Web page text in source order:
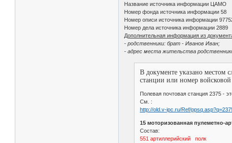
Название источника информации ЦАМО
Номер фонда источника информации 58
Номер описи источника информации
Номер дела источника информации 2889
Дополнительная информация из
- родственники: брат - Иванов Иван;
- адрес места жительства
В документе указано местом
станции или номер войсковой
Полевая почтовая станция 2375 -
См. :
http://old.v-ipc.ru/Ref/
15 моторизованная пулеметно-
Состав:
551 артиллерийский полк